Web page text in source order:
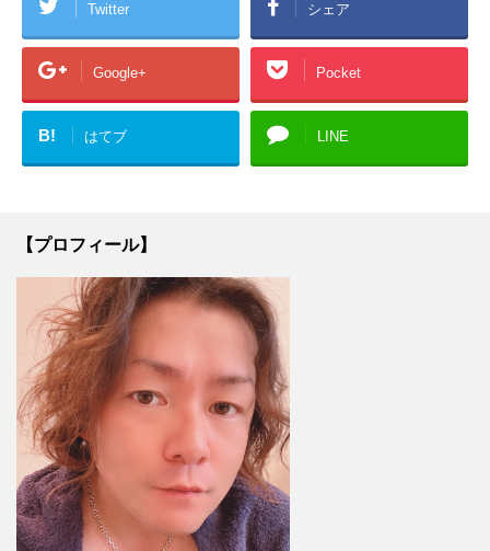
Twitter シェア
Google+ Pocket
B! はてブ LINE
【プロフィール】